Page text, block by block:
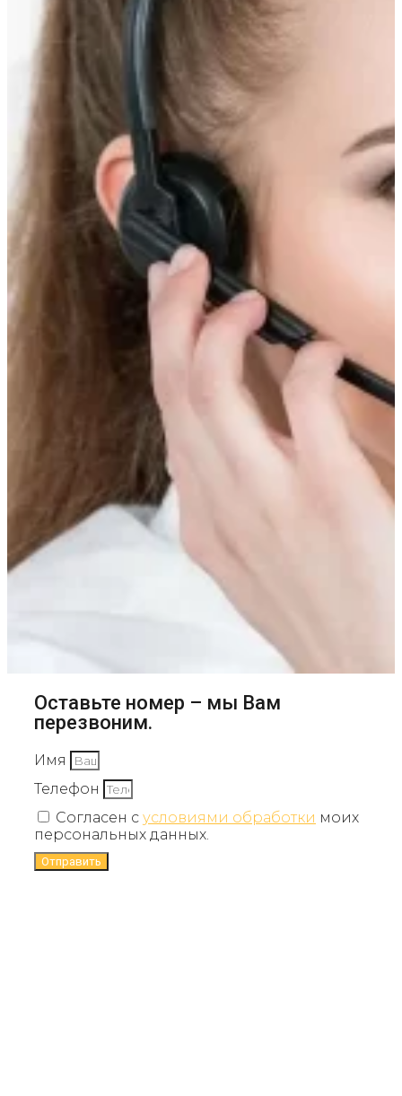
Оставьте номер – мы Вам
перезвоним.
Имя
Телефон
Согласен с условиями обработки моих
персональных данных.
Отправить